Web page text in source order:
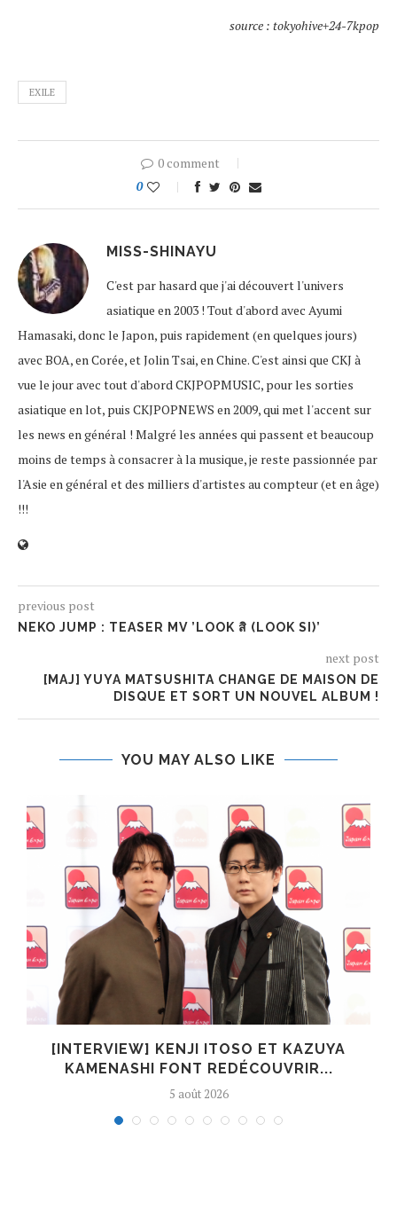
source : tokyohive+24-7kpop
EXILE
0 comment
0
MISS-SHINAYU
C'est par hasard que j'ai découvert l'univers
asiatique en 2003 ! Tout d'abord avec Ayumi
Hamasaki, donc le Japon, puis rapidement (en quelques jours)
avec BOA, en Corée, et Jolin Tsai, en Chine. C'est ainsi que CKJ à
vue le jour avec tout d'abord CKJPOPMUSIC, pour les sorties
asiatique en lot, puis CKJPOPNEWS en 2009, qui met l'accent sur
les news en général ! Malgré les années qui passent et beaucoup
moins de temps à consacrer à la musique, je reste passionnée par
l'Asie en général et des milliers d'artistes au compteur (et en âge)
!!!
previous post
NEKO JUMP : TEASER MV ’LOOK สิ (LOOK SI)’
next post
[MAJ] YUYA MATSUSHITA CHANGE DE MAISON DE
DISQUE ET SORT UN NOUVEL ALBUM !
YOU MAY ALSO LIKE
[INTERVIEW] KENJI ITOSO ET KAZUYA
KAMENASHI FONT REDÉCOUVRIR...
5 août 2026